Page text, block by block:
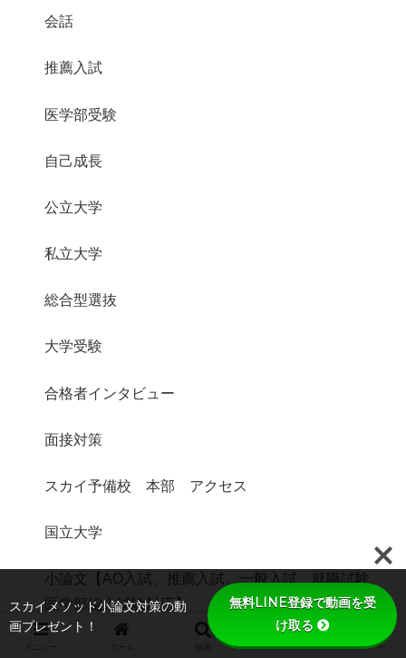
会話
推薦入試
医学部受験
自己成長
公立大学
私立大学
総合型選抜
大学受験
合格者インタビュー
面接対策
スカイ予備校 本部 アクセス
国立大学
小論文【AO入試、推薦入試、一般入試、就職試験、
医学部編入試験対応】
トップ サイドバー
スカイメソッド小論文対策の動
画プレゼント！
無料LINE登録で動画を受
け取る